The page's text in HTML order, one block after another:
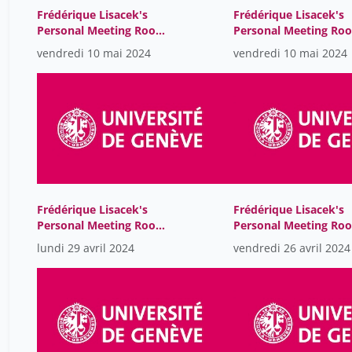
Frédérique Lisacek's
Personal Meeting Room-
GMT2024-05-
10T11:07:32Z
vendredi 10 mai 2024
Frédérique Lisacek's
Personal Meeting
GMT2024-05-
10T06:13:40Z
vendredi 10 mai 2024
Frédérique Lisacek's
Personal Meeting Room-
GMT2024-04-
29T07:17:36Z
lundi 29 avril 2024
Frédérique Lisacek's
Personal Meeting
GMT2024-04-
26T09:09:24Z
vendredi 26 avril 2024